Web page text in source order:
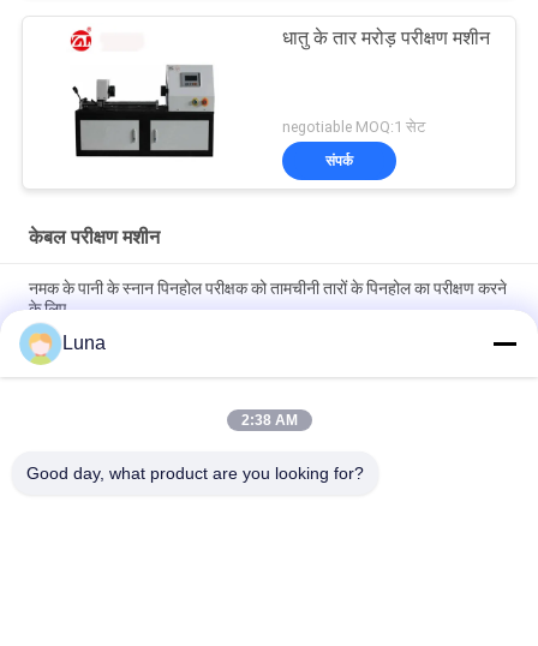
धातु के तार मरोड़ परीक्षण मशीन
negotiable MOQ:1 सेट
संपर्क
केबल परीक्षण मशीन
नमक के पानी के स्नान पिनहोल परीक्षक को तामचीनी तारों के पिनहोल का परीक्षण करने
के लिए
एएसटीएम डी149 आईईसी 60243 वोल्टेज ब्रेकडाउन टेस्टर मशीन इन्सुलेशन
सामग्री ब्रेकडाउन वोल्टेज परीक्षण उपकरण
आईईसी 60068-2 आईएसओ 5344 साइनसोइडल कंपन परीक्षण मशीन मूल्य
Luna
2:38 AM
Good day, what product are you looking for?